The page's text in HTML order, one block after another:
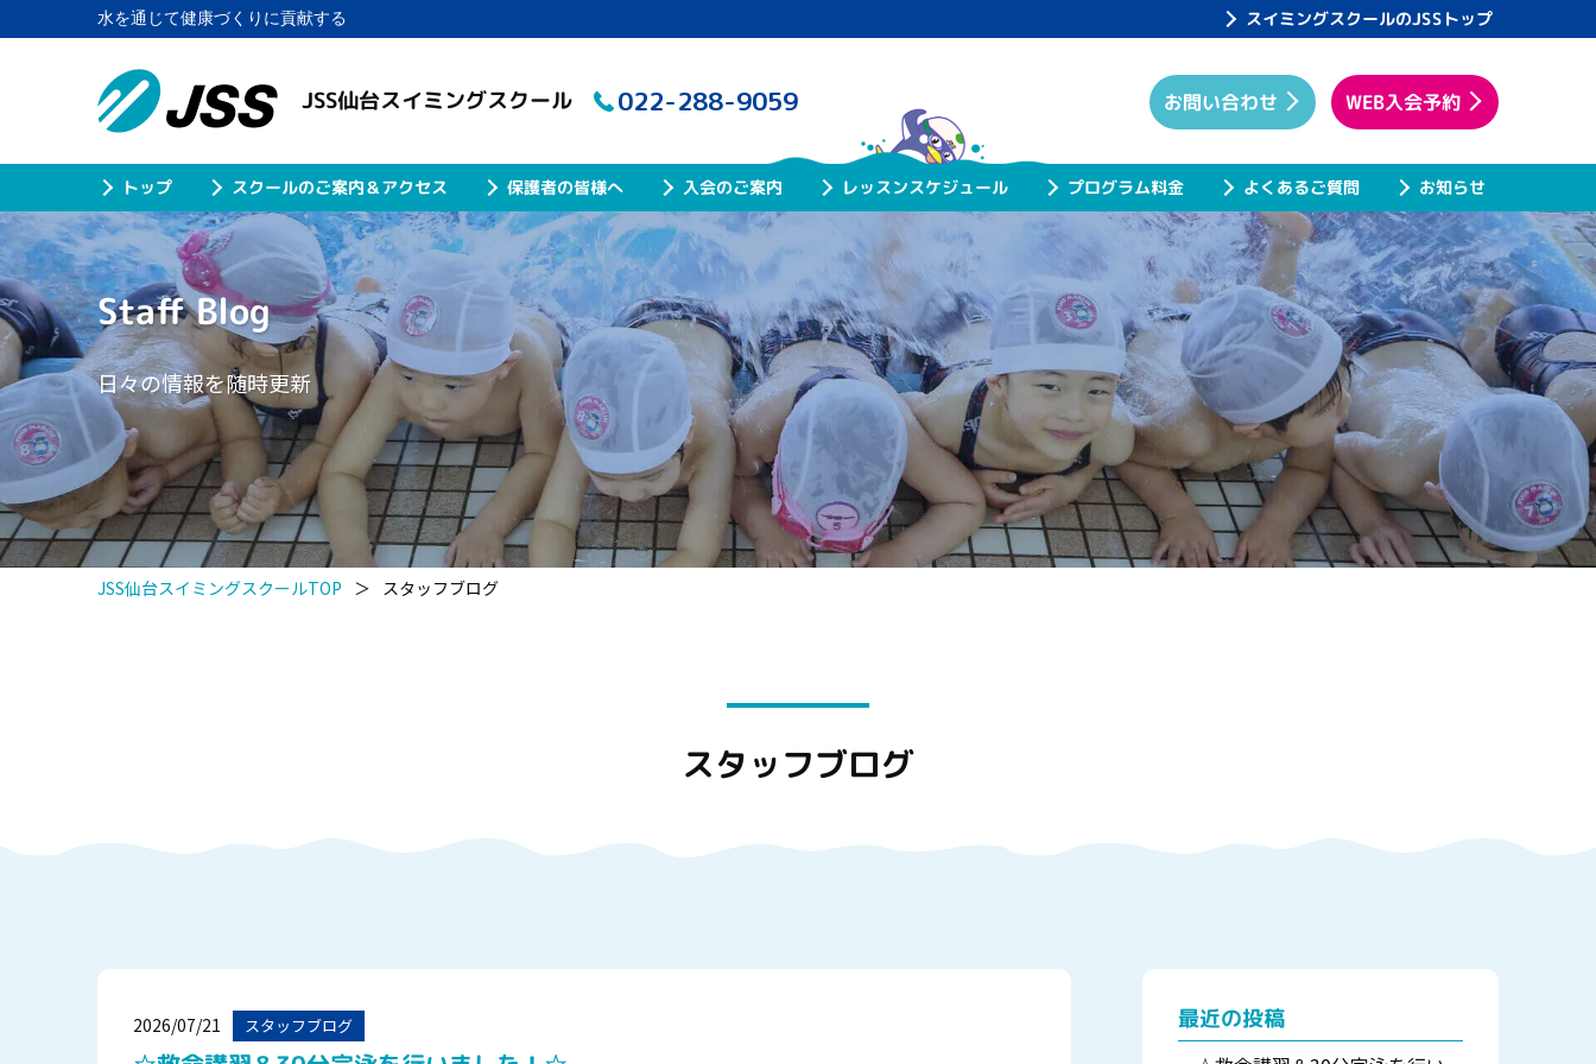
水を通じて健康づくりに貢献する スイミングスクールのJSSトップ
JSS仙台スイミングスクール 022-288-9059
トップ スクールのご案内＆アクセス 保護者の皆様へ 入会のご案内 レッスンスケジュール プログラム料金 よくあるご質問 お知らせ
お問い合わせ WEB入会予約
Staff Blog
日々の情報を随時更新
JSS仙台スイミングスクールTOP ＞ スタッフブログ
スタッフブログ
2026/07/21 スタッフブログ 最近の投稿